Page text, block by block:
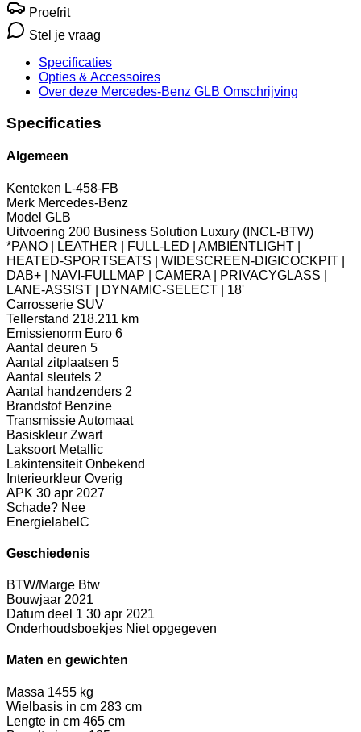
Proefrit
Stel je vraag
Specificaties
Opties & Accessoires
Over deze Mercedes-Benz GLB Omschrijving
Specificaties
Algemeen
Kenteken L-458-FB
Merk Mercedes-Benz
Model GLB
Uitvoering 200 Business Solution Luxury (INCL-BTW)
*PANO | LEATHER | FULL-LED | AMBIENTLIGHT |
HEATED-SPORTSEATS | WIDESCREEN-DIGICOCKPIT |
DAB+ | NAVI-FULLMAP | CAMERA | PRIVACYGLASS |
LANE-ASSIST | DYNAMIC-SELECT | 18'
Carrosserie SUV
Tellerstand 218.211 km
Emissienorm Euro 6
Aantal deuren 5
Aantal zitplaatsen 5
Aantal sleutels 2
Aantal handzenders 2
Brandstof Benzine
TransmissieAutomaat
Basiskleur Zwart
Laksoort Metallic
Lakintensiteit Onbekend
Interieurkleur Overig
APK 30 apr 2027
Schade? Nee
Energielabel C
Geschiedenis
BTW/Marge Btw
Bouwjaar 2021
Datum deel 1 30 apr 2021
Onderhoudsboekjes Niet opgegeven
Maten en gewichten
Massa 1455 kg
Wielbasis in cm 283 cm
Lengte in cm 465 cm